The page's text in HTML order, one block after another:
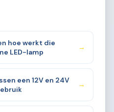
hoe werkt die
LED-lamp
→
een 12V en 24V
→